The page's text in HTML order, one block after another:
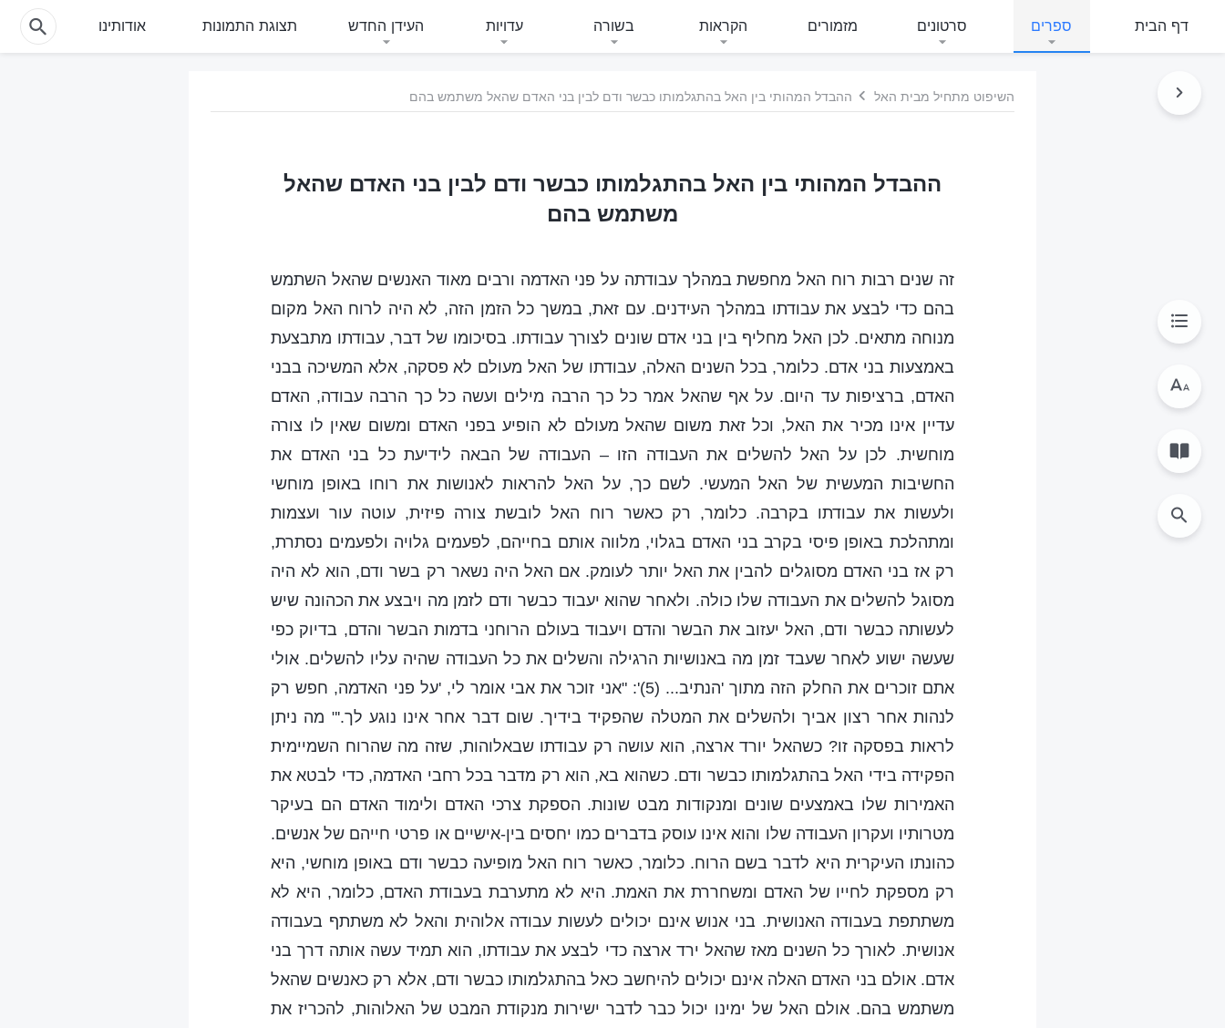
דף הבית ספרים סרטונים מזמורים הקראות בשורה עדויות העידן החדש תצוגת התמונות אודותינו
השיפוט מתחיל מבית האל ההבדל המהותי בין האל בהתגלמותו כבשר ודם לבין בני האדם שהאל משתמש בהם
ההבדל המהותי בין האל בהתגלמותו כבשר ודם לבין בני האדם שהאל
משתמש בהם
זה שנים רבות רוח האל מחפשת במהלך עבודתה על פני האדמה ורבים מאוד האנשים שהאל השתמש
בהם כדי לבצע את עבודתו במהלך העידנים. עם זאת, במשך כל הזמן הזה, לא היה לרוח האל מקום
מנוחה מתאים. לכן האל מחליף בין בני אדם שונים לצורך עבודתו. בסיכומו של דבר, עבודתו מתבצעת
באמצעות בני אדם. כלומר, בכל השנים האלה, עבודתו של האל מעולם לא פסקה, אלא המשיכה בבני
האדם, ברציפות עד היום. על אף שהאל אמר כל כך הרבה מילים ועשה כל כך הרבה עבודה, האדם
עדיין אינו מכיר את האל, וכל זאת משום שהאל מעולם לא הופיע בפני האדם ומשום שאין לו צורה
מוחשית. לכן על האל להשלים את העבודה הזו – העבודה של הבאה לידיעת כל בני האדם את
החשיבות המעשית של האל המעשי. לשם כך, על האל להראות לאנושות את רוחו באופן מוחשי
ולעשות את עבודתו בקרבה. כלומר, רק כאשר רוח האל לובשת צורה פיזית, עוטה עור ועצמות
ומתהלכת באופן פיסי בקרב בני האדם בגלוי, מלווה אותם בחייהם, לפעמים גלויה ולפעמים נסתרת,
רק אז בני האדם מסוגלים להבין את האל יותר לעומק. אם האל היה נשאר רק בשר ודם, הוא לא היה
מסוגל להשלים את העבודה שלו כולה. ולאחר שהוא יעבוד כבשר ודם לזמן מה ויבצע את הכהונה שיש
לעשותה כבשר ודם, האל יעזוב את הבשר והדם ויעבוד בעולם הרוחני בדמות הבשר והדם, בדיוק כפי
שעשה ישוע לאחר שעבד זמן מה באנושיות הרגילה והשלים את כל העבודה שהיה עליו להשלים. אולי
אתם זוכרים את החלק הזה מתוך 'הנתיב... (5)': "אני זוכר את אבי אומר לי, 'על פני האדמה, חפש רק
לנהות אחר רצון אביך ולהשלים את המטלה שהפקיד בידיך. שום דבר אחר אינו נוגע לך.'" מה ניתן
לראות בפסקה זו? כשהאל יורד ארצה, הוא עושה רק עבודתו שבאלוהות, שזה מה שהרוח השמיימית
הפקידה בידי האל בהתגלמותו כבשר ודם. כשהוא בא, הוא רק מדבר בכל רחבי האדמה, כדי לבטא את
האמירות שלו באמצעים שונים ומנקודות מבט שונות. הספקת צרכי האדם ולימוד האדם הם בעיקר
מטרותיו ועקרון העבודה שלו והוא אינו עוסק בדברים כמו יחסים בין-אישיים או פרטי חייהם של אנשים.
כהונתו העיקרית היא לדבר בשם הרוח. כלומר, כאשר רוח האל מופיעה כבשר ודם באופן מוחשי, היא
רק מספקת לחייו של האדם ומשחררת את האמת. היא לא מתערבת בעבודת האדם, כלומר, היא לא
משתתפת בעבודה האנושית. בני אנוש אינם יכולים לעשות עבודה אלוהית והאל לא משתתף בעבודה
אנושית. לאורך כל השנים מאז שהאל ירד ארצה כדי לבצע את עבודתו, הוא תמיד עשה אותה דרך בני
אדם. אולם בני האדם האלה אינם יכולים להיחשב כאל בהתגלמותו כבשר ודם, אלא רק כאנשים שהאל
משתמש בהם. אולם האל של ימינו יכול כבר לדבר ישירות מנקודת המבט של האלוהות, להכריז את